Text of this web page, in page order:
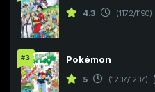
4.3 (1172/1190)
#3 Pokémon
5 (1237/1237)